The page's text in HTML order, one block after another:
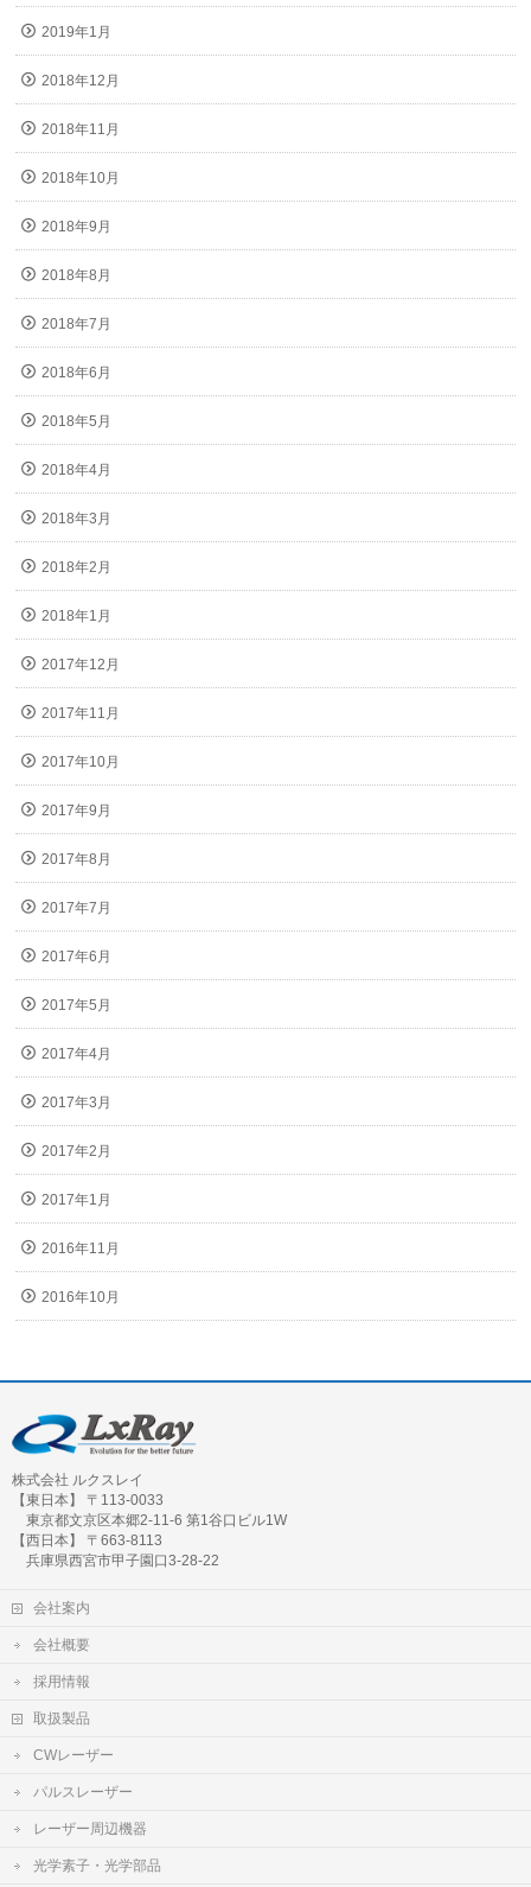
2019年1月
2018年12月
2018年11月
2018年10月
2018年9月
2018年8月
2018年7月
2018年6月
2018年5月
2018年4月
2018年3月
2018年2月
2018年1月
2017年12月
2017年11月
2017年10月
2017年9月
2017年8月
2017年7月
2017年6月
2017年5月
2017年4月
2017年3月
2017年2月
2017年1月
2016年11月
2016年10月
株式会社 ルクスレイ
【東日本】 〒113-0033
東京都文京区本郷2-11-6 第1谷口ビル1W
【西日本】 〒663-8113
兵庫県西宮市甲子園口3-28-22
会社案内
会社概要
採用情報
取扱製品
CWレーザー
パルスレーザー
レーザー周辺機器
光学素子・光学部品